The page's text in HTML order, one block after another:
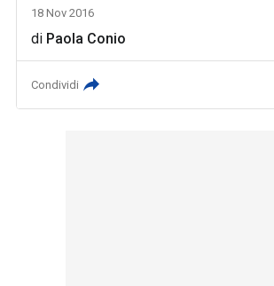
18 Nov 2016
di Paola Conio
Condividi